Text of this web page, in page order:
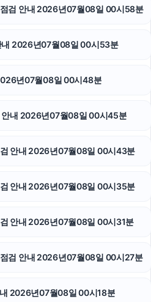
애견파양
종로구하수구막힘
검 안내 2026년07월08일 00시58분
내 2026년07월08일 00시53분
년07월08일 00시48분
안내 2026년07월08일 00시45분
안내 2026년07월08일 00시43분
안내 2026년07월08일 00시35분
안내 2026년07월08일 00시31분
검 안내 2026년07월08일 00시27분
2026년07월08일 00시18분